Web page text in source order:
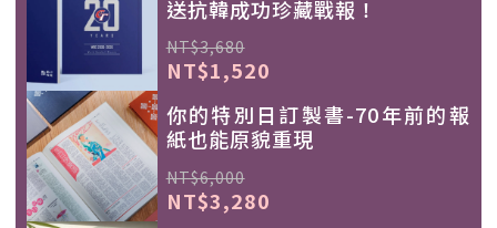
送抗韓成功珍藏戰報！
NT$3,680
NT$1,520
你的特別日訂製書-70年前的報
紙也能原貌重現
NT$6,000
NT$3,280